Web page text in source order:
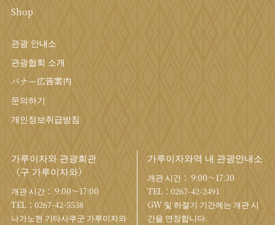
Shop
관광 안내소
관광협회 소개
バナー広告案内
문의하기
개인정보취급방침
가루이자와 관광회관
（구 가루이자와）
개관 시간： 9:00〜17:00
TEL： 0267-42-5538
나가노현 기타사쿠군 가루이자와
가루이자와역 내 관광안내소
개관 시간： 9:00〜17:30
TEL： 0267-42-2491
GW 및 하절기 기간에는 개관 시
간을 연장합니다.